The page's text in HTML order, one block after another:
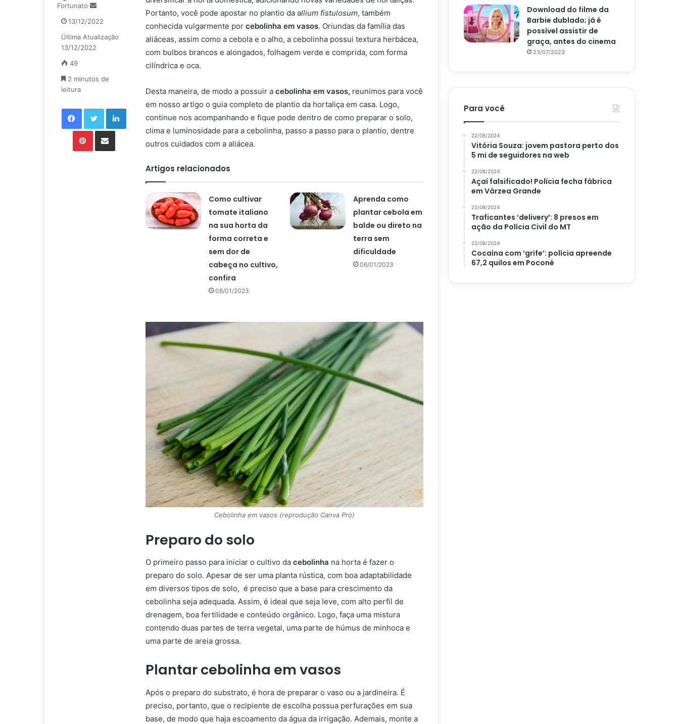
Portanto, você pode apostar no plantio da allium fistulosum, também
conhecida vulgarmente por cebolinha em vasos. Oriundas da família das
aliáceas, assim como a cebola e o alho, a cebolinha possui textura herbácea,
com bulbos brancos e alongados, folhagem verde e comprida, com forma
cilíndrica e oca.
Desta maneira, de modo a possuir a cebolinha em vasos, reunimos para você
em nosso artigo o guia completo de plantio da hortaliça em casa. Logo,
continue nos acompanhando e fique pode dentro de como preparar o solo,
clima e luminosidade para a cebolinha, passo a passo para o plantio, dentre
outros cuidados com a aliácea.
Artigos relacionados
Como cultivar
tomate italiano
na sua horta da
forma correta e
sem dor de
cabeça no cultivo,
confira
08/01/2023
Aprenda como
plantar cebola em
balde ou direto na
terra sem
dificuldade
06/01/2023
Cebolinha em vasos (reprodução Canva Pro)
Preparo do solo
O primeiro passo para iniciar o cultivo da cebolinha na horta é fazer o
preparo do solo. Apesar de ser uma planta rústica, com boa adaptabilidade
em diversos tipos de solo, é preciso que a base para crescimento da
cebolinha seja adequada. Assim, é ideal que seja leve, com alto perfil de
drenagem, boa fertilidade e conteúdo orgânico. Logo, faça uma mistura
contendo duas partes de terra vegetal, uma parte de húmus de minhoca e
uma parte de areia grossa.
Plantar cebolinha em vasos
Após o preparo do substrato, é hora de preparar o vaso ou a jardineira. É
preciso, portanto, que o recipiente de escolha possua perfurações em sua
base, de modo que haja escoamento da água da irrigação. Ademais, monte a
Fortunato
Mande
e-
mail
13/12/2022
Última Atualização
13/12/2022
49
2 minutos de
leitura
FacebookTwitterLinkedin
PinterestCompartilhar via e-mail
Download do filme da
Barbie dublado; já é
possível assistir de
graça, antes do cinema
23/07/2023
Para você
22/08/2024
Vitória Souza: jovem pastora perto dos
5 mi de seguidores na web
22/08/2024
Açaí falsificado! Polícia fecha fábrica
em Várzea Grande
22/08/2024
Traficantes ‘delivery’: 8 presos em
ação da Polícia Civil do MT
22/08/2024
Cocaína com ‘grife’: polícia apreende
67,2 quilos em Poconé